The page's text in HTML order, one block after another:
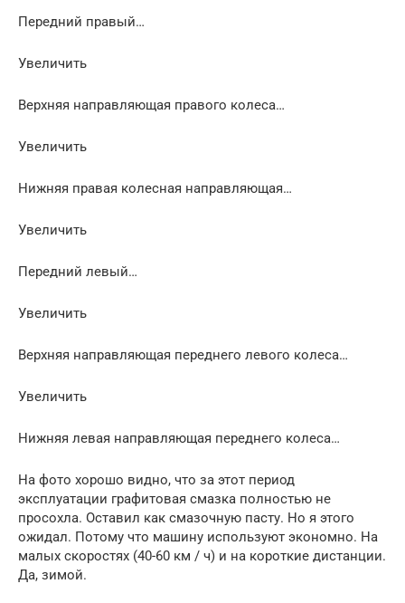
Передний правый…
Увеличить
Верхняя направляющая правого колеса…
Увеличить
Нижняя правая колесная направляющая…
Увеличить
Передний левый…
Увеличить
Верхняя направляющая переднего левого колеса…
Увеличить
Нижняя левая направляющая переднего колеса…
На фото хорошо видно, что за этот период
эксплуатации графитовая смазка полностью не
просохла. Оставил как смазочную пасту. Но я этого
ожидал. Потому что машину используют экономно. На
малых скоростях (40-60 км / ч) и на короткие дистанции.
Да, зимой.